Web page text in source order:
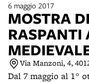
6 maggio 2017
MOSTRA
RASPANTI
Via Manzoni, 4,
Dal 7 maggio al 1°